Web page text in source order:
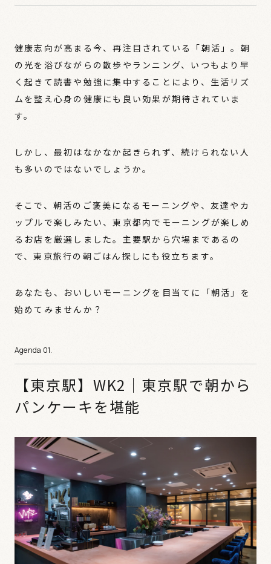
健康志向が高まる今、再注目されている「朝活」。朝
の光を浴びながらの散歩やランニング、いつもより早
く起きて読書や勉強に集中することにより、生活リズ
ムを整え心身の健康にも良い効果が期待されていま
す。
しかし、最初はなかなか起きられず、続けられない人
も多いのではないでしょうか。
そこで、朝活のご褒美になるモーニングや、友達やカ
ップルで楽しみたい、東京都内でモーニングが楽しめ
るお店を厳選しました。主要駅から穴場まであるの
で、東京旅行の朝ごはん探しにも役立ちます。
あなたも、おいしいモーニングを目当てに「朝活」を
始めてみませんか？
【東京駅】WK2｜東京駅で朝から
パンケーキを堪能